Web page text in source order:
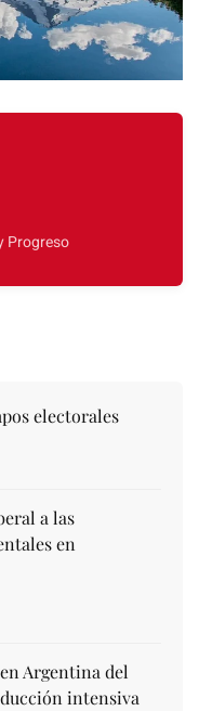
Progreso
electorales
a las
en
Argentina del
intensiva